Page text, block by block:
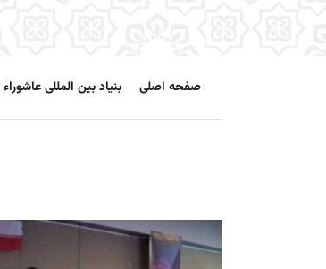
صفحه اصلی بنیاد بین المللی عاشوراء